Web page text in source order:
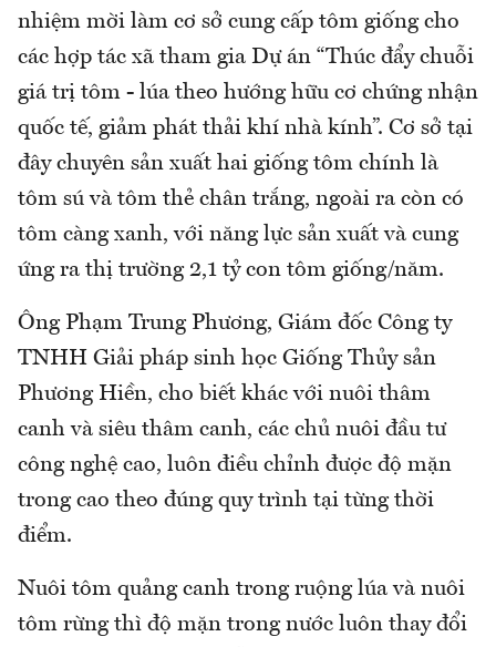
nhiệm mời làm cơ sở cung cấp tôm giống cho
các hợp tác xã tham gia Dự án “Thúc đẩy chuỗi
giá trị tôm - lúa theo hướng hữu cơ chứng nhận
quốc tế, giảm phát thải khí nhà kính”. Cơ sở tại
đây chuyên sản xuất hai giống tôm chính là
tôm sú và tôm thẻ chân trắng, ngoài ra còn có
tôm càng xanh, với năng lực sản xuất và cung
ứng ra thị trường 2,1 tỷ con tôm giống/năm.
Ông Phạm Trung Phương, Giám đốc Công ty
TNHH Giải pháp sinh học Giống Thủy sản
Phương Hiền, cho biết khác với nuôi thâm
canh và siêu thâm canh, các chủ nuôi đầu tư
công nghệ cao, luôn điều chỉnh được độ mặn
trong cao theo đúng quy trình tại từng thời
điểm.
Nuôi tôm quảng canh trong ruộng lúa và nuôi
tôm rừng thì độ mặn trong nước luôn thay đổi